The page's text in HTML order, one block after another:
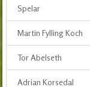
Spelar
Martin Fylling Koch
Tor Abelseth
Adrian Korsedal